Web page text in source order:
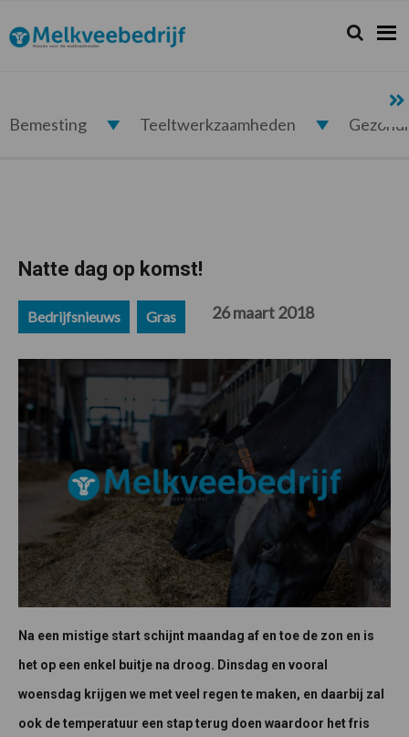
de
hoofdnavigatie
de
hoofd
de
eerste
de
voettekst
Melkveebedrijf.nl Zoeken...
Zoek
Bemesting Teeltwerkzaamheden
Natte dag op komst!
Bedrijfsnieuws Gras 26 maart 2018
Na een mistige start schijnt maandag af en toe de zon en is
het op een enkel buitje na droog. Dinsdag en vooral
woensdag krijgen we met veel regen te maken, en daarbij zal
ook de temperatuur een stap terug doen waardoor het fris